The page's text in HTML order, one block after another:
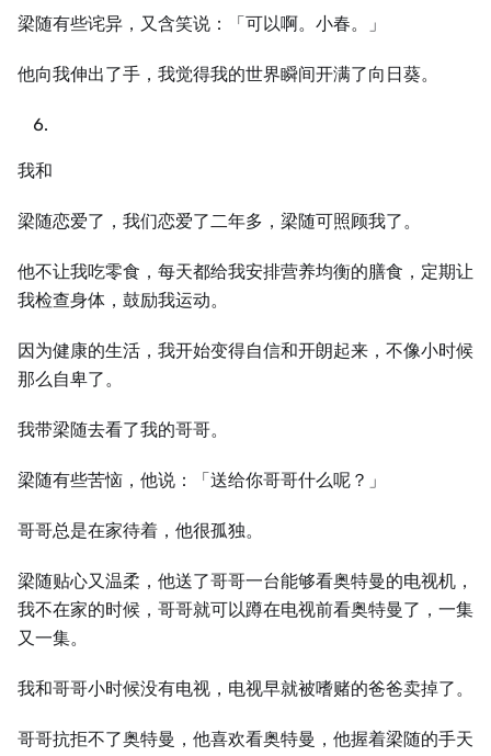
梁随有些诧异，又含笑说：「可以啊。小春。」
他向我伸出了手，我觉得我的世界瞬间开满了向日葵。
我和
梁随恋爱了，我们恋爱了二年多，梁随可照顾我了。
他不让我吃零食，每天都给我安排营养均衡的膳食，定期让
我检查身体，鼓励我运动。
因为健康的生活，我开始变得自信和开朗起来，不像小时候
那么自卑了。
我带梁随去看了我的哥哥。
梁随有些苦恼，他说：「送给你哥哥什么呢？」
哥哥总是在家待着，他很孤独。
梁随贴心又温柔，他送了哥哥一台能够看奥特曼的电视机，
我不在家的时候，哥哥就可以蹲在电视前看奥特曼了，一集
又一集。
我和哥哥小时候没有电视，电视早就被嗜赌的爸爸卖掉了。
哥哥抗拒不了奥特曼，他喜欢看奥特曼，他握着梁随的手天